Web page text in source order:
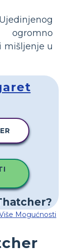
ogromno
mišljenje u
Mogućnosti